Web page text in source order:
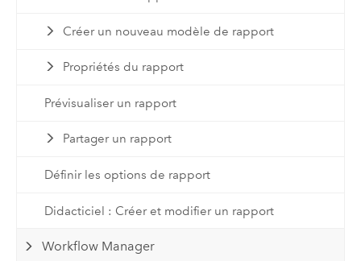
Créer un nouveau modèle de rapport
Propriétés du rapport
Prévisualiser un rapport
Partager un rapport
Définir les options de rapport
Didacticiel : Créer et modifier un rapport
Workflow Manager